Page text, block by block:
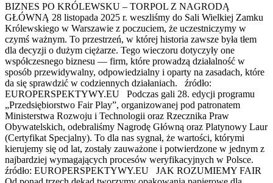
BIZNES PO KRÓLEWSKU – TORPOL Z NAGRODĄ
GŁÓWNĄ 28 listopada 2025 r. weszliśmy do Sali Wielkiej Zamku
Królewskiego w Warszawie z poczuciem, że uczestniczymy w
czymś ważnym. To przestrzeń, w której historia zawsze była tłem
dla decyzji o dużym ciężarze. Tego wieczoru dotyczyły one
współczesnego biznesu — firm, które prowadzą działalność w
sposób przewidywalny, odpowiedzialny i oparty na zasadach, które
da się sprawdzić w codziennych działaniach. źródło:
EUROPERSPEKTYWY.EU Podczas gali 28. edycji programu
„Przedsiębiorstwo Fair Play”, organizowanej pod patronatem
Ministerstwa Rozwoju i Technologii oraz Rzecznika Praw
Obywatelskich, odebraliśmy Nagrodę Główną oraz Platynowy Laur
(Certyfikat Specjalny). To dla nas sygnał, że wartości, którymi
kierujemy się od lat, zostały zauważone i potwierdzone w jednym z
najbardziej wymagających procesów weryfikacyjnych w Polsce.
źródło: EUROPERSPEKTYWY.EU JAK ROZUMIEMY FAIR